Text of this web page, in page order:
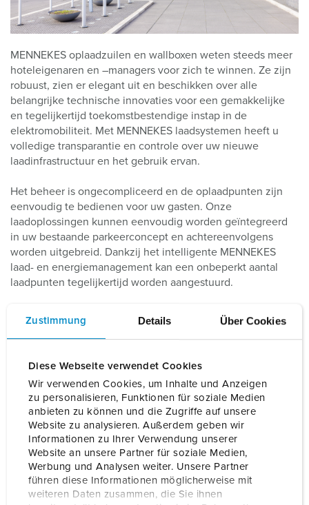
Zustimmung Details Über Cookies
Diese Webseite verwendet Cookies
Wir verwenden Cookies, um Inhalte und Anzeigen
zu personalisieren, Funktionen für soziale Medien
anbieten zu können und die Zugriffe auf unsere
Website zu analysieren. Außerdem geben wir
Informationen zu Ihrer Verwendung unserer
Website an unsere Partner für soziale Medien,
Werbung und Analysen weiter. Unsere Partner
führen diese Informationen möglicherweise mit
weiteren Daten zusammen, die Sie ihnen
MENNEKES oplaadzuilen en wallboxen weten steeds meer
hoteleigenaren en –managers voor zich te winnen. Ze zijn
robuust, zien er elegant uit en beschikken over alle
belangrijke technische innovaties voor een gemakkelijke
en tegelijkertijd toekomstbestendige instap in de
elektromobiliteit. Met MENNEKES laadsystemen heeft u
volledige transparantie en controle over uw nieuwe
laadinfrastructuur en het gebruik ervan.
Het beheer is ongecompliceerd en de oplaadpunten zijn
eenvoudig te bedienen voor uw gasten. Onze
laadoplossingen kunnen eenvoudig worden geïntegreerd
in uw bestaande parkeerconcept en achtereenvolgens
worden uitgebreid. Dankzij het intelligente MENNEKES
laad- en energiemanagement kan een onbeperkt aantal
laadpunten tegelijkertijd worden aangestuurd.
De AMEDIO® laadpaal en AMTRON® Professional wallbox
bieden de meest geavanceerde standaarden in
elektromobiliteit. De geïntegreerde modem-en de open
laadsysteem te bedienen met verschillende software back-
ends voor monitoring, controle en energiefacturering.